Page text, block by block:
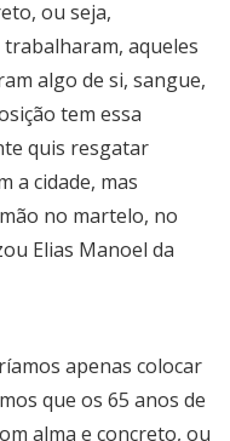
ou seja,
aqueles
algo de si, sangue,
tem essa
quis resgatar
a cidade, mas
no martelo, no
Elias Manoel da
apenas colocar
que os 65 anos de
alma e concreto, ou